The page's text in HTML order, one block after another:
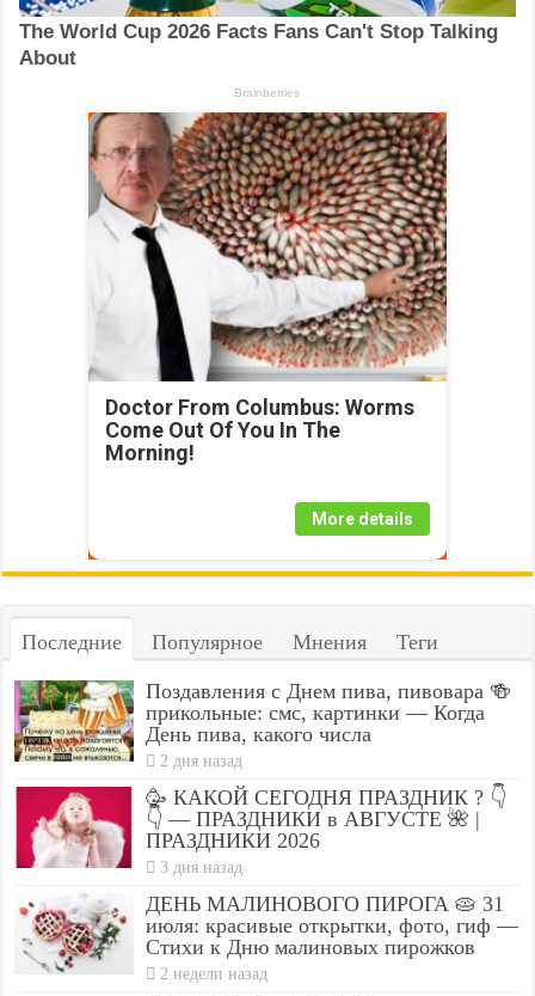
Doctor From Columbus: Worms
Come Out Of You In The
Morning!
More details
Последние Популярное Мнения Теги
Поздавления с Днем пива, пивовара 🍻
прикольные: смс, картинки — Когда
День пива, какого числа
2 дня назад
🥳 КАКОЙ СЕГОДНЯ ПРАЗДНИК ? 👇
👇 — ПРАЗДНИКИ в АВГУСТЕ 🌺 |
ПРАЗДНИКИ 2026
3 дня назад
ДЕНЬ МАЛИНОВОГО ПИРОГА 🥧 31
июля: красивые открытки, фото, гиф —
Стихи к Дню малиновых пирожков
2 недели назад